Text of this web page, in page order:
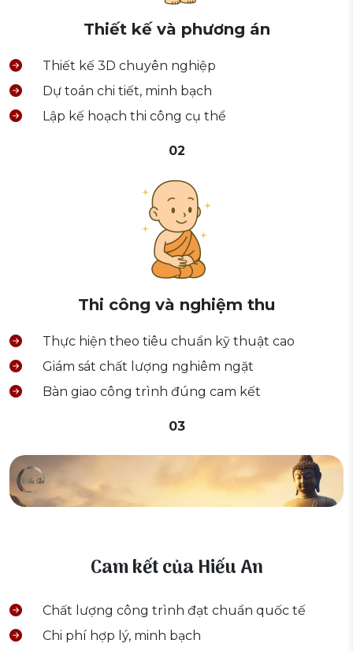
Thiết kế và phương án
Thiết kế 3D chuyên nghiệp
Dự toán chi tiết, minh bạch
Lập kế hoạch thi công cụ thể
02
Thi công và nghiệm thu
Thực hiện theo tiêu chuẩn kỹ thuật cao
Giám sát chất lượng nghiêm ngặt
Bàn giao công trình đúng cam kết
03
Cam kết của Hiếu An
Chất lượng công trình đạt chuẩn quốc tế
Chi phí hợp lý, minh bạch